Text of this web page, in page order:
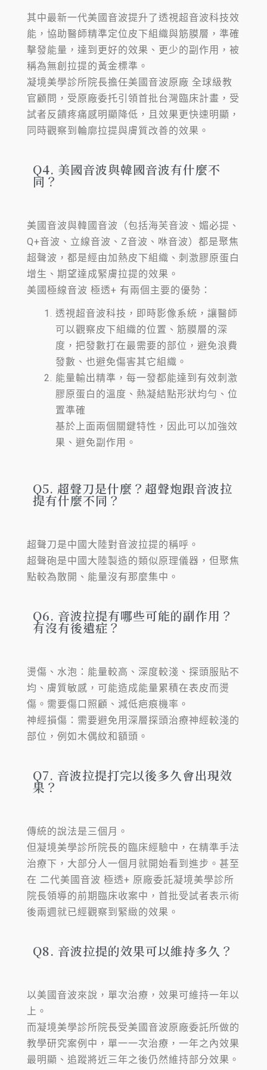
其中最新一代美國音波提升了透視超音波科技效
能，協助醫師精準定位皮下組織與筋膜層，準確
擊發能量，達到更好的效果、更少的副作用，被
稱為無創拉提的黃金標準。
凝境美學診所院長擔任美國音波原廠 全球級教
官顧問，受原廠委托引領首批台灣臨床計畫，受
試者反饋疼痛感明顯降低，且效果更快速明顯，
同時觀察到輪廓拉提與膚質改善的效果。
Q4. 美國音波與韓國音波有什麼不
同？
美國音波與韓國音波（包括海芙音波、媚必提、
Q+音波、立線音波、Z音波、咻音波）都是聚焦
超聲波，都是經由加熱皮下組織、刺激膠原蛋白
增生、期望達成緊膚拉提的效果。
美國極線音波 極透+ 有兩個主要的優勢：
透視超音波科技，即時影像系統，讓醫師
可以觀察皮下組織的位置、筋膜層的深
度，把發數打在最需要的部位，避免浪費
發數、也避免傷害其它組織。
能量輸出精準，每一發都能達到有效刺激
膠原蛋白的溫度、熱凝結點形狀均勻、位
置準確
基於上面兩個關鍵特性，因此可以加強效
果、避免副作用。
Q5. 超聲刀是什麼？超聲炮跟音波拉
提有什麼不同？
超聲刀是中國大陸對音波拉提的稱呼。
超聲砲是中國大陸製造的類似原理儀器，但聚焦
點較為散開、能量沒有那麼集中。
Q6. 音波拉提有哪些可能的副作用？
有沒有後遺症？
燙傷、水泡：能量較高、深度較淺、探頭服貼不
均、膚質敏感，可能造成能量累積在表皮而燙
傷。需要傷口照顧、減低疤痕機率。
神經損傷：需要避免用深層探頭治療神經較淺的
部位，例如木偶紋和額頭。
Q7. 音波拉提打完以後多久會出現效
果？
傳統的說法是三個月。
但凝境美學診所院長的臨床經驗中，在精準手法
治療下，大部分人一個月就開始看到進步。甚至
在 二代美國音波 極透+ 原廠委託凝境美學診所
院長領導的前期臨床收案中，首批受試者表示術
後兩週就已經觀察到緊緻的效果。
Q8. 音波拉提的效果可以維持多久？
以美國音波來說，單次治療，效果可維持一年以
上。
而凝境美學診所院長受美國音波原廠委託所做的
教學研究案例中，單一一次治療，一年之內效果
最明顯、追蹤將近三年之後仍然維持部分效果。